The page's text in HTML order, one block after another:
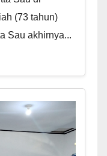
(73 tahun)
Sau akhirnya...